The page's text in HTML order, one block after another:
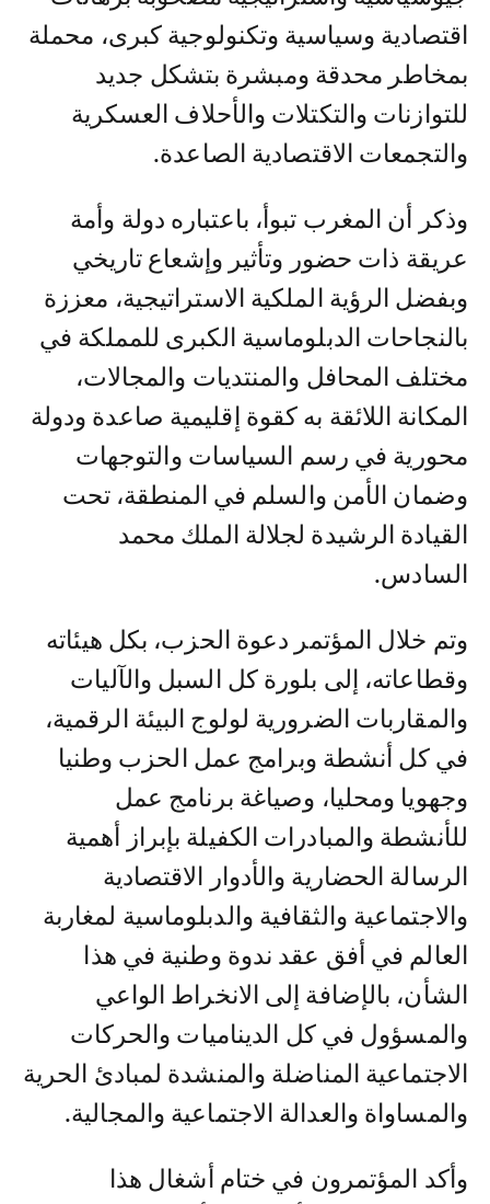
اقتصادية وسياسية وتكنولوجية كبرى، محملة
بمخاطر محدقة ومبشرة بتشكل جديد
للتوازنات والتكتلات والأحلاف العسكرية
والتجمعات الاقتصادية الصاعدة.
وذكر أن المغرب تبوأ، باعتباره دولة وأمة
عريقة ذات حضور وتأثير وإشعاع تاريخي
وبفضل الرؤية الملكية الاستراتيجية، معززة
بالنجاحات الدبلوماسية الكبرى للمملكة في
مختلف المحافل والمنتديات والمجالات،
المكانة اللائقة به كقوة إقليمية صاعدة ودولة
محورية في رسم السياسات والتوجهات
وضمان الأمن والسلم في المنطقة، تحت
القيادة الرشيدة لجلالة الملك محمد
السادس.
وتم خلال المؤتمر دعوة الحزب، بكل هيئاته
وقطاعاته، إلى بلورة كل السبل والآليات
والمقاربات الضرورية لولوج البيئة الرقمية،
في كل أنشطة وبرامج عمل الحزب وطنيا
وجهويا ومحليا، وصياغة برنامج عمل
للأنشطة والمبادرات الكفيلة بإبراز أهمية
الرسالة الحضارية والأدوار الاقتصادية
والاجتماعية والثقافية والدبلوماسية لمغاربة
العالم في أفق عقد ندوة وطنية في هذا
الشأن، بالإضافة إلى الانخراط الواعي
والمسؤول في كل الديناميات والحركات
الاجتماعية المناضلة والمنشدة لمبادئ الحرية
والمساواة والعدالة الاجتماعية والمجالية.
وأكد المؤتمرون في ختام أشغال هذا